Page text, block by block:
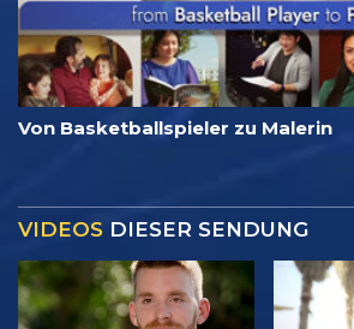
Von Basketballspieler zu Malerin
VIDEOS DIESER SENDUNG